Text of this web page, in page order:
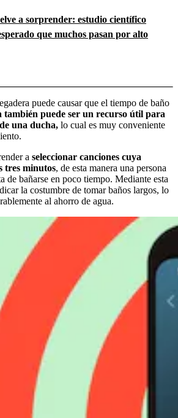
a sorprender: estudio científico
que muchos pasan por alto
puede causar que el tiempo de baño
también puede ser un recurso útil para
una ducha, lo cual es muy conveniente
a seleccionar canciones cuya
tres minutos, de esta manera una persona
de bañarse en poco tiempo. Mediante esta
la costumbre de tomar baños largos, lo
al ahorro de agua.